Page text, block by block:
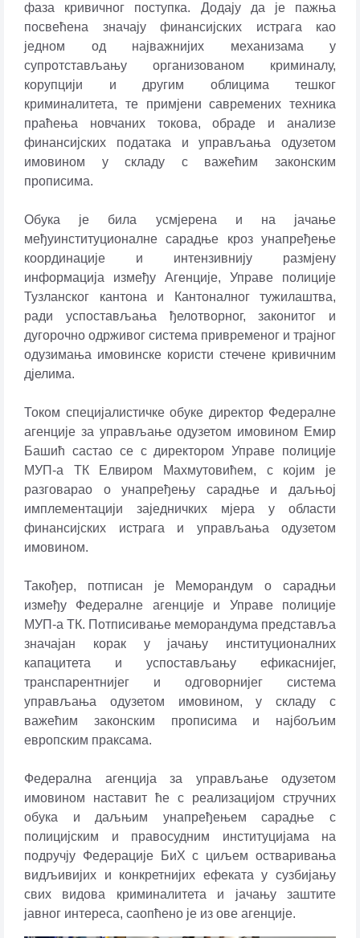
фаза кривичног поступка. Додају да је пажња
посвећена значају финансијских истрага као
једном од најважнијих механизама у
супротстављању организованом криминалу,
корупцији и другим облицима тешког
криминалитета, те примјени савремених техника
праћења новчаних токова, обраде и анализе
финансијских података и управљања одузетом
имовином у складу с важећим законским
прописима.
Обука је била усмјерена и на јачање
међуинституционалне сарадње кроз унапређење
координације и интензивнију размјену
информација између Агенције, Управе полиције
Тузланског кантона и Кантоналног тужилаштва,
ради успостављања ђелотворног, законитог и
дугорочно одрживог система привременог и трајног
одузимања имовинске користи стечене кривичним
д‌јелима.
Током специјалистичке обуке директор Федералне
агенције за управљање одузетом имовином Емир
Башић састао се с директором Управе полиције
МУП-а ТК Елвиром Махмутовићем, с којим је
разговарао о унапређењу сарадње и даљњој
имплементацији заједничких мјера у области
финансијских истрага и управљања одузетом
имовином.
Такођер, потписан је Меморандум о сарадњи
између Федералне агенције и Управе полиције
МУП-а ТК. Потписивање меморандума представља
значајан корак у јачању институционалних
капацитета и успостављању ефикаснијег,
транспарентнијег и одговорнијег система
управљања одузетом имовином, у складу с
важећим законским прописима и најбољим
европским праксама.
Федерална агенција за управљање одузетом
имовином наставит ће с реализацијом стручних
обука и даљњим унапређењем сарадње с
полицијским и правосудним институцијама на
подручју Федерације БиХ с циљем остваривања
видљивијих и конкретнијих ефеката у сузбијању
свих видова криминалитета и јачању заштите
јавног интереса, саопћено је из ове агенције.